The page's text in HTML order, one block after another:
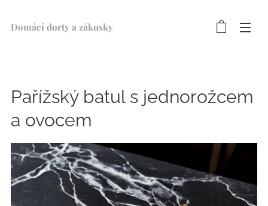
Domácí dorty a zákusky ♥
Pařížský batul s jednorožcem
a ovocem